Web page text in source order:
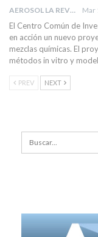
AEROSOL LA REVISTA Mar
El Centro Común de
en acción un nuevo
mezclas químicas. El
métodos in vitro y
PREV NEXT